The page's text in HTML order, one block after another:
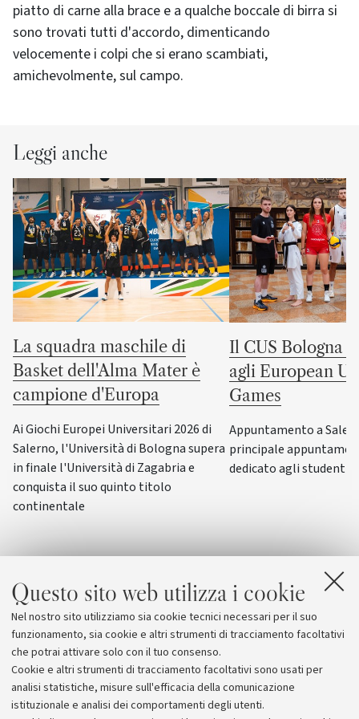
Questo sito web utilizza i cookie
Nel nostro sito utilizziamo sia cookie tecnici necessari per il suo
funzionamento, sia cookie e altri strumenti di tracciamento facoltativi
che potrai attivare solo con il tuo consenso.
Cookie e altri strumenti di tracciamento facoltativi sono usati per
analisi statistiche, misure sull'efficacia della comunicazione
istituzionale e analisi dei comportamenti degli utenti.
piatto di carne alla brace e a qualche boccale di birra si
sono trovati tutti d'accordo, dimenticando
velocemente i colpi che si erano scambiati,
amichevolmente, sul campo.
Leggi anche
La squadra maschile di
Basket dell'Alma Mater è
campione d'Europa
Ai Giochi Europei Universitari 2026 di
Salerno, l'Università di Bologna supera
in finale l'Università di Zagabria e
conquista il suo quinto titolo
continentale
Il CUS Bologna
agli European
Games
Appuntamento a
principale
dedicato agli